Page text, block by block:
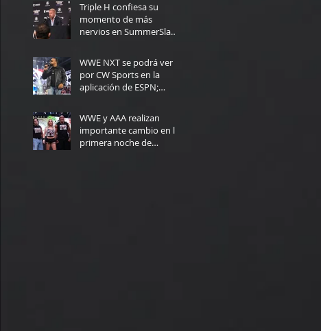
Triple H confiesa su
momento de más
nervios en SummerSlam:
WWE NXT se podrá ver
por CW Sports en la
aplicación de ESPN;
WWE y AAA realizan
importante cambio en la
primera noche de